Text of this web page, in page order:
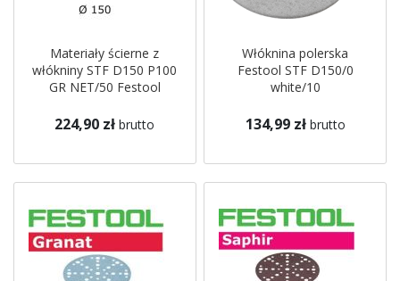
Materiały ścierne z
włókniny STF D150 P100
GR NET/50 Festool
224,90 zł brutto
Włóknina polerska
Festool STF D150/0
white/10
134,99 zł brutto